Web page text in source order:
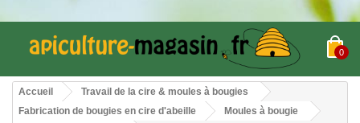
0
Accueil
Travail de la cire & moules à bougies
Fabrication de bougies en cire d'abeille
Moules à bougie